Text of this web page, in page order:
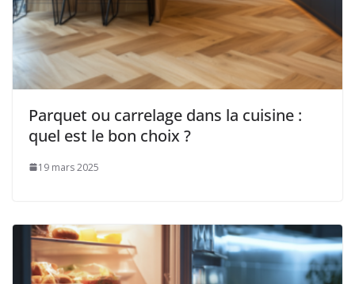
Parquet ou carrelage dans la cuisine :
quel est le bon choix ?
19 mars 2025